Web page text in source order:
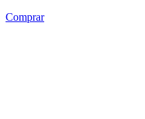
Comprar